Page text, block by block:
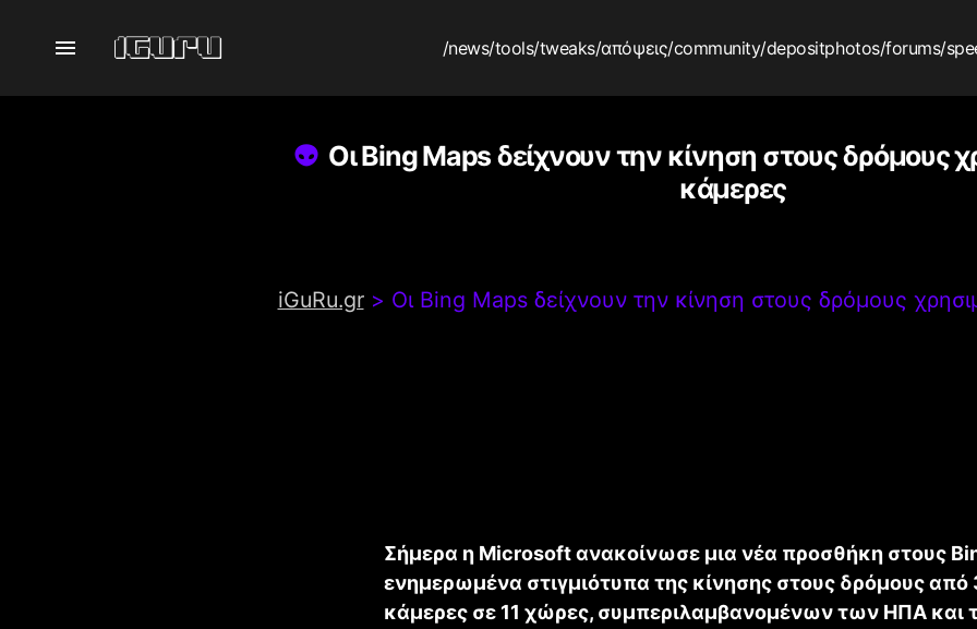
/news/tools/tweaks/απόψεις/community/depositphotos/forums/
Οι Bing Maps δείχνουν την κίνηση στους δρόμους
κάμερες
iGuRu.gr> Οι Bing Maps δείχνουν την κίνηση στους δρόμους
Σήμερα η Microsoft ανακοίνωσε μια νέα προσθήκη στους
ενημερωμένα στιγμιότυπα της κίνησης στους δρόμους
κάμερες σε 11 χώρες, συμπεριλαμβανομένων των ΗΠΑ και